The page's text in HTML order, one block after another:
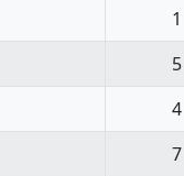
1
5
4
7